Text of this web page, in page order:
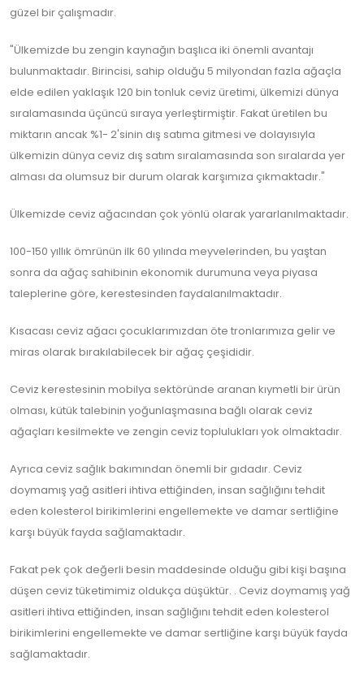
güzel bir çalışmadır.
"Ülkemizde bu zengin kaynağın başlıca iki önemli avantajı
bulunmaktadır. Birincisi, sahip olduğu 5 milyondan fazla ağaçla
elde edilen yaklaşık 120 bin tonluk ceviz üretimi, ülkemizi dünya
sıralamasında üçüncü sıraya yerleştirmiştir. Fakat üretilen bu
miktarın ancak %1- 2'sinin dış satıma gitmesi ve dolayısıyla
ülkemizin dünya ceviz dış satım sıralamasında son sıralarda yer
alması da olumsuz bir durum olarak karşımıza çıkmaktadır."
Ülkemizde ceviz ağacından çok yönlü olarak yararlanılmaktadır.
100-150 yıllık ömrünün ilk 60 yılında meyvelerinden, bu yaştan
sonra da ağaç sahibinin ekonomik durumuna veya piyasa
taleplerine göre, kerestesinden faydalanılmaktadır.
Kısacası ceviz ağacı çocuklarımızdan öte tronlarımıza gelir ve
miras olarak bırakılabilecek bir ağaç çeşididir.
Ceviz kerestesinin mobilya sektöründe aranan kıymetli bir ürün
olması, kütük talebinin yoğunlaşmasına bağlı olarak ceviz
ağaçları kesilmekte ve zengin ceviz toplulukları yok olmaktadır.
Ayrıca ceviz sağlık bakımından önemli bir gıdadır. Ceviz
doymamış yağ asitleri ihtiva ettiğinden, insan sağlığını tehdit
eden kolesterol birikimlerini engellemekte ve damar sertliğine
karşı büyük fayda sağlamaktadır.
Fakat pek çok değerli besin maddesinde olduğu gibi kişi başına
düşen ceviz tüketimimiz oldukça düşüktür. . Ceviz doymamış yağ
asitleri ihtiva ettiğinden, insan sağlığını tehdit eden kolesterol
birikimlerini engellemekte ve damar sertliğine karşı büyük fayda
sağlamaktadır.